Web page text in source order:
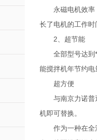
永磁电机效率，
长了电机的工作
2、超节能
全部型号达到*
能搅拌机年节约
超方便
与南京力诺普通
机即可替换。
作为一种在全浸